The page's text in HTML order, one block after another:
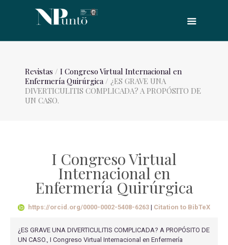
Revistas / I Congreso Virtual Internacional en
Enfermería Quirúrgica/ ¿ES GRAVE UNA
DIVERTICULITIS COMPLICADA? A PROPÓSITO DE
UN CASO.
I Congreso Virtual
Internacional en
Enfermería Quirúrgica
https://orcid.org/0000-0002-5408-6263| Citation to BibTeX
¿ES GRAVE UNA DIVERTICULITIS COMPLICADA? A PROPÓSITO DE
UN CASO., I Congreso Virtual Internacional en Enfermería